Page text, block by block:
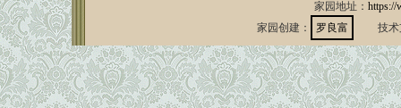
家园地址： https://
家园创建：
罗良富 技术